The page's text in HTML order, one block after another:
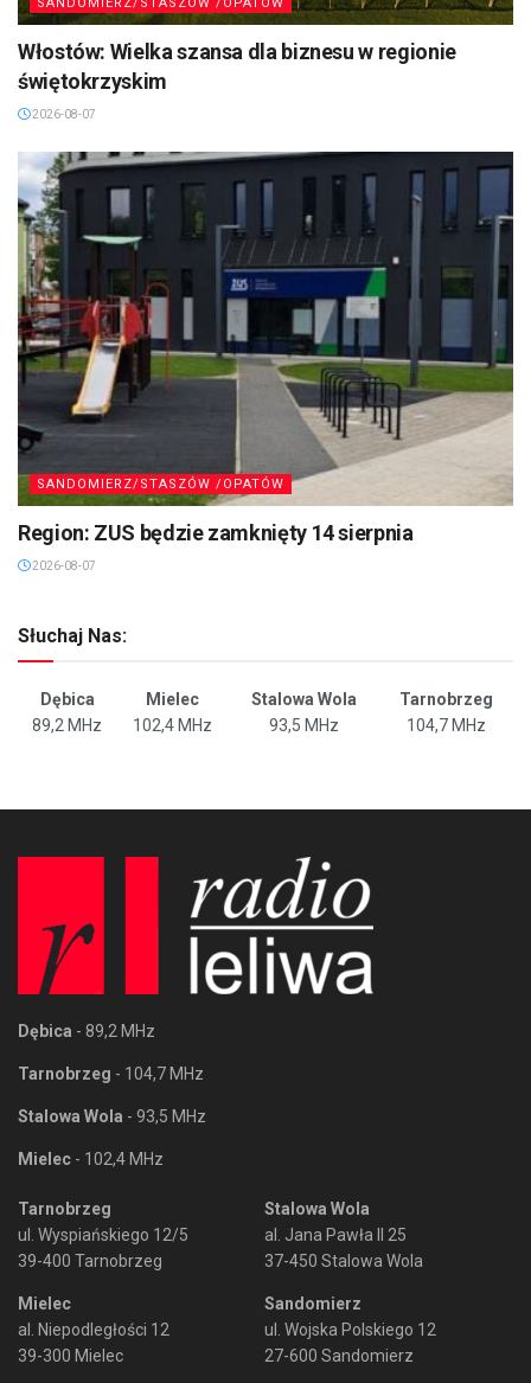
SANDOMIERZ/STASZÓW /OPATÓW
Włostów: Wielka szansa dla biznesu w regionie
świętokrzyskim
2026-08-07
SANDOMIERZ/STASZÓW /OPATÓW
Region: ZUS będzie zamknięty 14 sierpnia
2026-08-07
Słuchaj Nas:
Dębica Mielec Stalowa Wola
Tarnobrzeg
89,2 MHz
102,4 MHz 93,5 MHz 104,7 MHz
Dębica - 89,2 MHz
Tarnobrzeg - 104,7 MHz
Stalowa Wola - 93,5 MHz
Mielec - 102,4 MHz
Tarnobrzeg
ul. Wyspiańskiego 12/5
39-400 Tarnobrzeg
Mielec
al. Niepodległości 12
39-300 Mielec
Stalowa Wola
al. Jana Pawła II 25
37-450 Stalowa Wola
Sandomierz
ul. Wojska Polskiego 12
27-600 Sandomierz